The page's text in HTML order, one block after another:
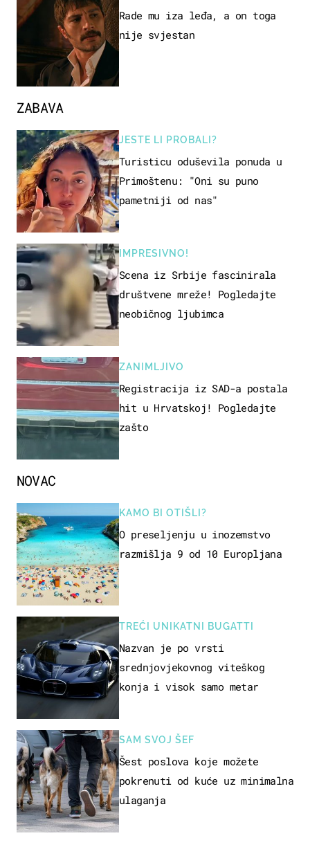
ZABAVA
JESTE LI PROBALI?
Turisticu oduševila ponuda u
Primoštenu: "Oni su puno
pametniji od nas"
IMPRESIVNO!
Scena iz Srbije fascinirala
društvene mreže! Pogledajte
neobičnog ljubimca
ZANIMLJIVO
Registracija iz SAD-a postala
hit u Hrvatskoj! Pogledajte
zašto
Rade mu iza leđa, a on toga
nije svjestan
NOVAC
KAMO BI OTIŠLI?
O preseljenju u inozemstvo
razmišlja 9 od 10 Europljana
TREĆI UNIKATNI BUGATTI
Nazvan je po vrsti
srednjovjekovnog viteškog
konja i visok samo metar
SAM SVOJ ŠEF
Šest poslova koje možete
pokrenuti od kuće uz minimalna
ulaganja